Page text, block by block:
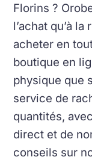
Florins ?
l’achat qu’à
acheter en
boutique en
physique que
service de
quantités,
direct et de
conseils sur